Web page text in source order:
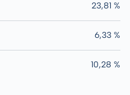
23,81 %
6,33 %
10,28 %